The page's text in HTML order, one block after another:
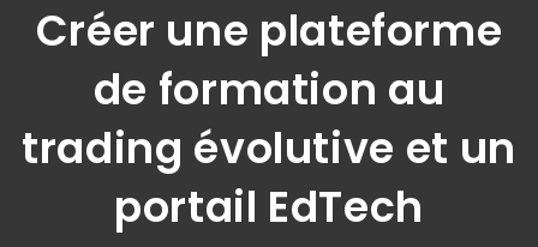
Créer une plateforme
de formation au
trading évolutive et un
portail EdTech